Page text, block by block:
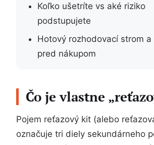
Koľko ušetríte vs aké riziko
podstupujete
Hotový rozhodovací strom
pred nákupom
Čo je vlastne
Pojem reťazový kit (alebo
označuje tri diely sekundárneho